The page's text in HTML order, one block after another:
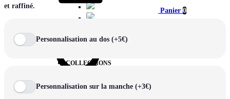
COLLECTIONS
Rex
Panier 0
et raffiné.
Personnalisation au dos (+5€)
Personnalisation sur la manche (+3€)